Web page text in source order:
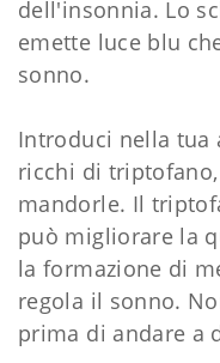
dell'insonnia. Lo
emette luce blu
sonno.
Introduci nella tua
ricchi di
mandorle. Il
può migliorare la
la formazione di
regola il sonno.
prima di andare a